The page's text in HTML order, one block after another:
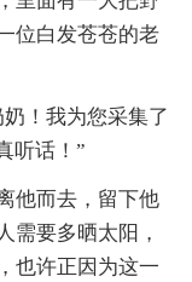
位白发苍苍的老
！我为您采集了
听话！”
他而去，留下他
需要多晒太阳，
也许正因为这一